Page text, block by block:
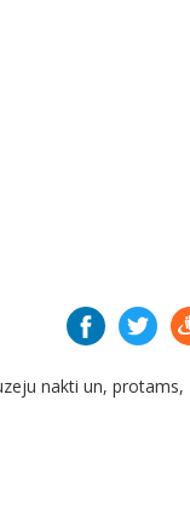
nakti un, protams,